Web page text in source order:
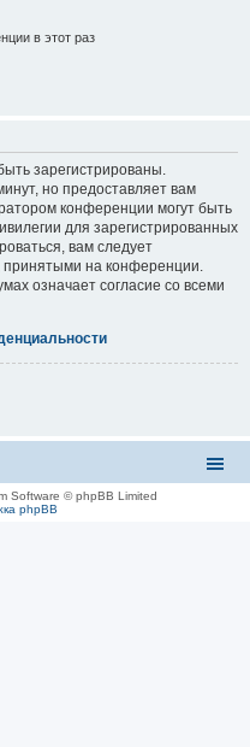
в этот раз
зарегистрированы.
но предоставляет вам
конференции могут быть
для зарегистрированных
вам следует
принятыми на конференции.
означает согласие со всеми
Software © phpBB Limited
phpBB